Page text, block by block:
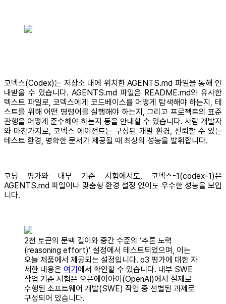
코덱스(Codex)는 저장소 내에 위치한 AGENTS.md 파일을 통해 안
내받을 수 있습니다. AGENTS.md 파일은 README.md와 유사한
텍스트 파일로, 코덱스에게 코드베이스를 어떻게 탐색해야 하는지, 테
스트를 위해 어떤 명령어를 실행해야 하는지, 그리고 프로젝트의 표준
관행을 어떻게 준수해야 하는지 등을 안내할 수 있습니다. 사람 개발자
와 마찬가지로, 코덱스 에이전트는 구성된 개발 환경, 신뢰할 수 있는
테스트 환경, 명확한 문서가 제공될 때 최상의 성능을 발휘합니다.
코딩 평가와 내부 기준 시험에서도, 코덱스-1(codex-1)은
AGENTS.md 파일이나 맞춤형 환경 설정 없이도 우수한 성능을 보입
니다.
2천 토큰의 문맥 길이와 중간 수준의 ‘추론 노력
(reasoning effort)’ 설정에서 테스트되었으며, 이는
오늘 제품에서 제공되는 설정입니다. o3 평가에 대한 자
세한 내용은 여기 에서 확인할 수 있습니다. 내부 SWE
작업 기준 시험은 오픈에이아이(OpenAI)에서 실제로
수행된 소프트웨어 개발(SWE) 작업 중 선별된 과제로
구성되어 있습니다.